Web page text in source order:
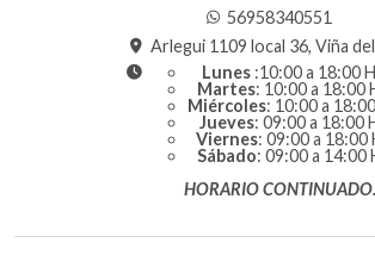
56958340551
Arlegui 1109 local 36, Viña
Lunes :10:00 a 18:00
Martes: 10:00 a 18:00
Miércoles: 10:00 a
Jueves: 09:00 a 18:00
Viernes: 09:00 a 18:00
Sábado: 09:00 a 14:00
HORARIO CONTINUADO.